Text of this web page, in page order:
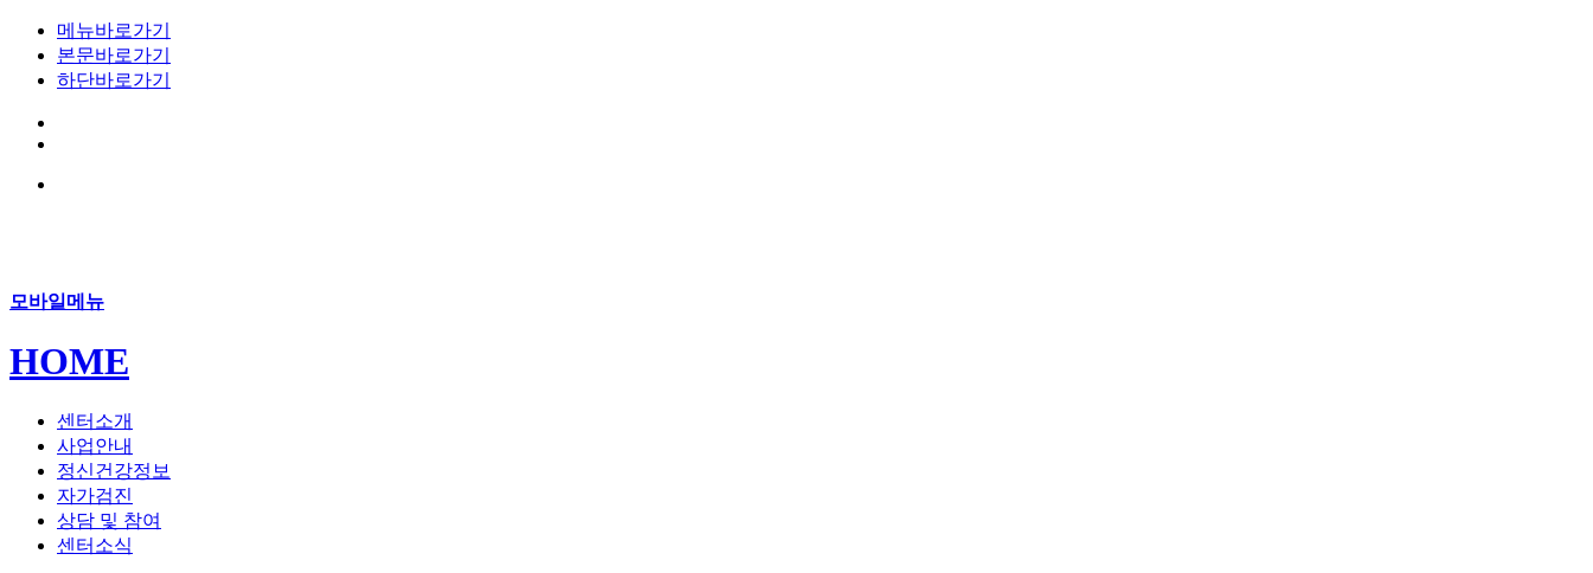
메뉴바로가기
본문바로가기
하단바로가기
모바일메뉴
HOME
센터소개
사업안내
정신건강정보
자가검진
상담 및 참여
센터소식